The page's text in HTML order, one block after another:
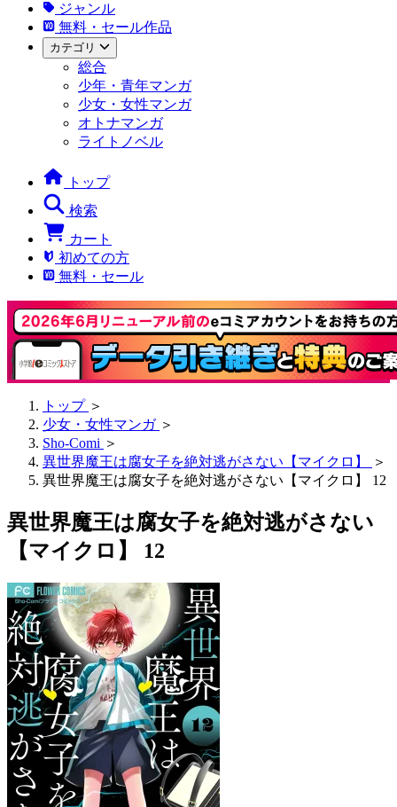
ジャンル
無料・セール作品
カテゴリ
総合
少年・青年マンガ
少女・女性マンガ
オトナマンガ
ライトノベル
トップ
検索
カート
初めての方
無料・セール
トップ ＞
少女・女性マンガ ＞
Sho-Comi ＞
異世界魔王は腐女子を絶対逃がさない【マイクロ】
＞
異世界魔王は腐女子を絶対逃がさない【マイクロ】 12
異世界魔王は腐女子を絶対逃がさない
【マイクロ】 12